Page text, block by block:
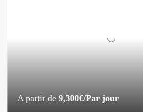
A partir de 9,300€/Par jour